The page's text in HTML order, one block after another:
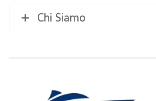
Chi Siamo